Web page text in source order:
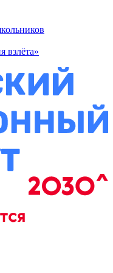
взлёта»